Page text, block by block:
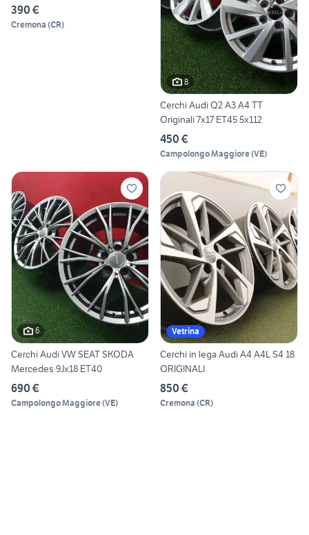
390 €
Cremona (CR)
8
Cerchi Audi Q2 A3 A4 TT
Originali 7x17 ET45 5x112
450 €
Campolongo Maggiore(VE)
6
Cerchi Audi VW SEAT SKODA
Mercedes 9Jx18 ET40
690 €
Campolongo Maggiore(VE)
Vetrina
Cerchi in lega Audi A4 A4L S4 18
ORIGINALI
850 €
Cremona (CR)